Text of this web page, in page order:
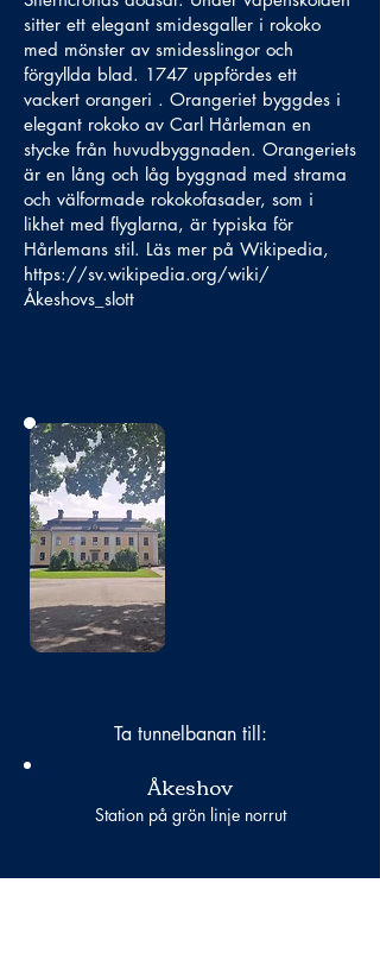
sitter ett elegant smidesgaller i rokoko
med mönster av smidesslingor och
förgyllda blad. 1747 uppfördes ett
vackert orangeri . Orangeriet byggdes i
elegant rokoko av Carl Hårleman en
stycke från huvudbyggnaden. Orangeriets
är en lång och låg byggnad med strama
och välformade rokokofasader, som i
likhet med flyglarna, är typiska för
Hårlemans stil. Läs mer på Wikipedia,
https://sv.wikipedia.org/wiki/
Åkeshovs_slott
Bild
saknas
Ta tunnelbanan till:
Åkeshov
Station på grön linje norrut